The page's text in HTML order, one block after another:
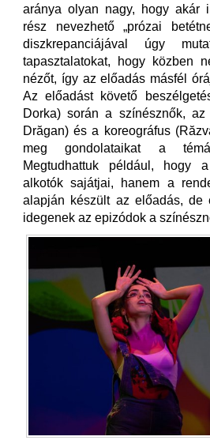
aránya olyan nagy, hogy akár
rész nevezhető „prózai
diszkrepanciájával úgy
tapasztalatokat, hogy közben
nézőt, így az előadás másfél
Az előadást követő
Dorka) során a színésznők, az
Drăgan) és a koreográfus
meg gondolataikat a
Megtudhattuk például, hogy
alkotók sajátjai, hanem a
alapján készült az előadás, de
idegenek az epizódok a